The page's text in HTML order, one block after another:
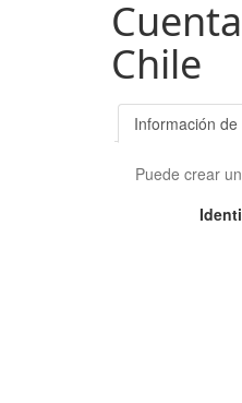
Chile
Información
Puede crear